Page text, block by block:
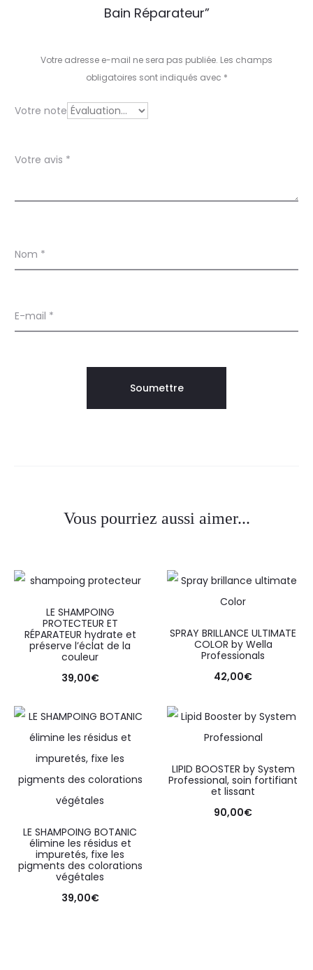
Bain Réparateur”
Votre adresse e-mail ne sera pas publiée. Les champs
obligatoires sont indiqués avec *
Votre note
Votre avis *
Nom *
E-mail *
Vous pourriez aussi aimer...
LE SHAMPOING
PROTECTEUR ET
RÉPARATEUR hydrate et
préserve l’éclat de la
couleur
39,00€
SPRAY BRILLANCE ULTIMATE
COLOR by Wella
Professionals
42,00€
LE SHAMPOING BOTANIC
élimine les résidus et
impuretés, fixe les
pigments des colorations
végétales
39,00€
LIPID BOOSTER by System
Professional, soin fortifiant
et lissant
90,00€